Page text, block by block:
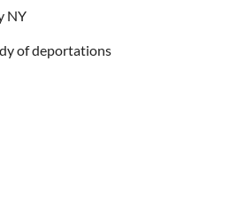
NY
of deportations